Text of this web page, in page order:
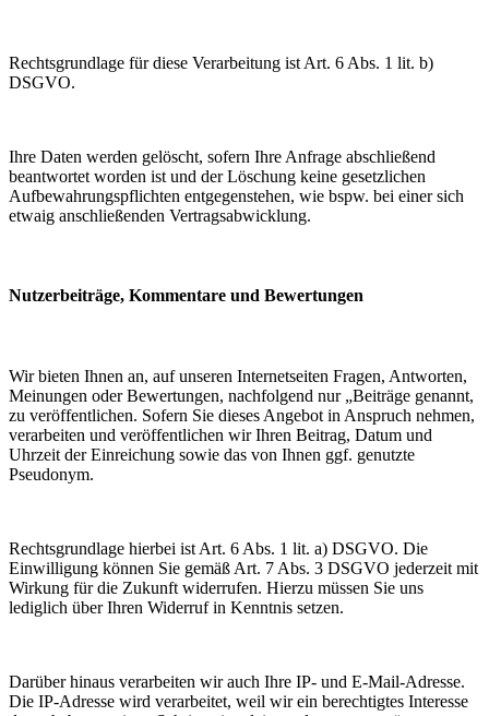
Rechtsgrundlage für diese Verarbeitung ist Art. 6 Abs. 1 lit. b)
DSGVO.
Ihre Daten werden gelöscht, sofern Ihre Anfrage abschließend
beantwortet worden ist und der Löschung keine gesetzlichen
Aufbewahrungspflichten entgegenstehen, wie bspw. bei einer sich
etwaig anschließenden Vertragsabwicklung.
Nutzerbeiträge, Kommentare und Bewertungen
Wir bieten Ihnen an, auf unseren Internetseiten Fragen, Antworten,
Meinungen oder Bewertungen, nachfolgend nur „Beiträge genannt,
zu veröffentlichen. Sofern Sie dieses Angebot in Anspruch nehmen,
verarbeiten und veröffentlichen wir Ihren Beitrag, Datum und
Uhrzeit der Einreichung sowie das von Ihnen ggf. genutzte
Pseudonym.
Rechtsgrundlage hierbei ist Art. 6 Abs. 1 lit. a) DSGVO. Die
Einwilligung können Sie gemäß Art. 7 Abs. 3 DSGVO jederzeit mit
Wirkung für die Zukunft widerrufen. Hierzu müssen Sie uns
lediglich über Ihren Widerruf in Kenntnis setzen.
Darüber hinaus verarbeiten wir auch Ihre IP- und E-Mail-Adresse.
Die IP-Adresse wird verarbeitet, weil wir ein berechtigtes Interesse